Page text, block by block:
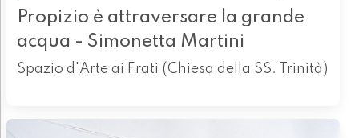
Propizio è attraversare la grande
acqua - Simonetta Martini
Spazio d'Arte ai Frati (Chiesa della SS. Trinità)